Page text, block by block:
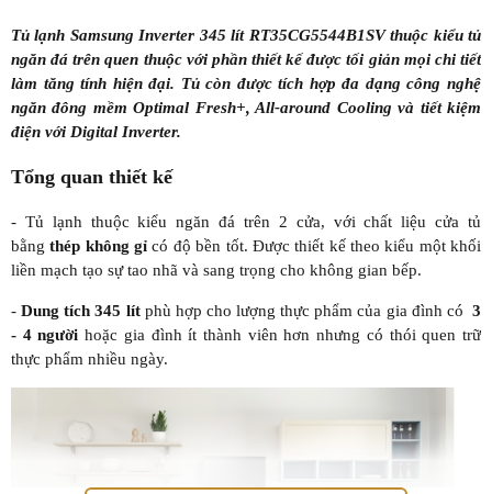
Tủ lạnh Samsung Inverter 345 lít RT35CG5544B1SV thuộc kiểu tủ
ngăn đá trên quen thuộc với phần thiết kế được tối giản mọi chi tiết
làm tăng tính hiện đại. Tủ còn được tích hợp đa dạng công nghệ
ngăn đông mềm Optimal Fresh+, All-around Cooling và tiết kiệm
điện với Digital Inverter.
Tổng quan thiết kế
- Tủ lạnh thuộc kiểu ngăn đá trên 2 cửa, với chất liệu cửa tủ
bằngthép không gỉ có độ bền tốt. Được thiết kế theo kiểu một khối
liền mạch tạo sự tao nhã và sang trọng cho không gian bếp.
-Dung tích 345 lítphù hợp cho lượng thực phẩm của gia đình có 3
- 4 người hoặc gia đình ít thành viên hơn nhưng có thói quen trữ
thực phẩm nhiều ngày.